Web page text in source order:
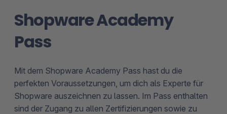
Shopware Academy
Pass
Mit dem Shopware Academy Pass hast du die
perfekten Voraussetzungen, um dich als Experte für
Shopware auszeichnen zu lassen. Im Pass enthalten
sind der Zugang zu allen Zertifizierungen sowie zu